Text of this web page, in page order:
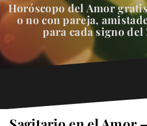
Horóscopo del Amor
o no con pareja,
para cada signo del